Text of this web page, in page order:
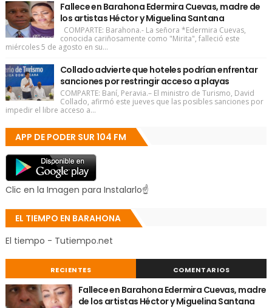
Fallece en Barahona Edermira Cuevas, madre de
los artistas Héctor y Miguelina Santana
COMPARTE: Barahona.- La señora *Edermira Cuevas,
conocida cariñosamente como "Mirita", falleció este
miércoles 5 de agosto en su...
Collado advierte que hoteles podrían enfrentar
sanciones por restringir acceso a playas
COMPARTE: Baní, Peravia.– El ministro de Turismo, David
Collado, afirmó este jueves que las posibles sanciones por
impedir el libre acceso a...
APP DE PODER SUR 104 FM
Clic en la Imagen para Instalarlo☝
EL TIEMPO EN BARAHONA
El tiempo - Tutiempo.net
RECIENTES COMENTARIOS
Fallece en Barahona Edermira Cuevas, madre
de los artistas Héctor y Miguelina Santana